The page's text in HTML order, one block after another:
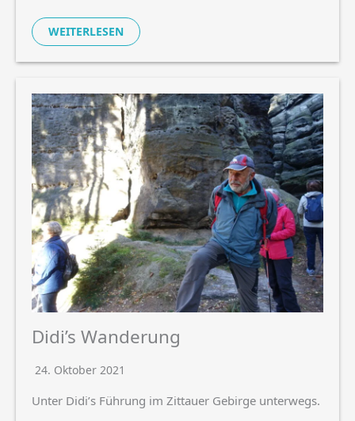
WEITERLESEN
Didi’s Wanderung
24. Oktober 2021
Unter Didi’s Führung im Zittauer Gebirge unterwegs.